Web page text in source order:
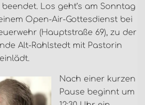
Los geht’s am Sonntag
Open-Air-Gottesdienst bei
(Hauptstraße 69), zu der
Alt-Rahlstedt mit Pastorin
Nach einer kurzen
Pause beginnt um